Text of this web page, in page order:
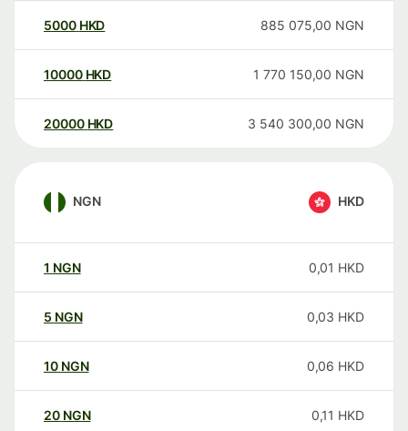
5000 HKD 885 075,00 NGN
10000 HKD 1 770 150,00 NGN
20000 HKD 3 540 300,00 NGN
NGN HKD
1 NGN 0,01 HKD
5 NGN 0,03 HKD
10 NGN 0,06 HKD
20 NGN 0,11 HKD